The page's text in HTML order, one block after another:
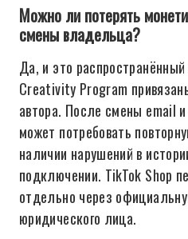
Можно ли потерять
смены владельца?
Да, и это
Creativity Program
автора. После смены email
может потребовать
наличии нарушений в
подключении. TikTok Shop
отдельно через
юридического лица.